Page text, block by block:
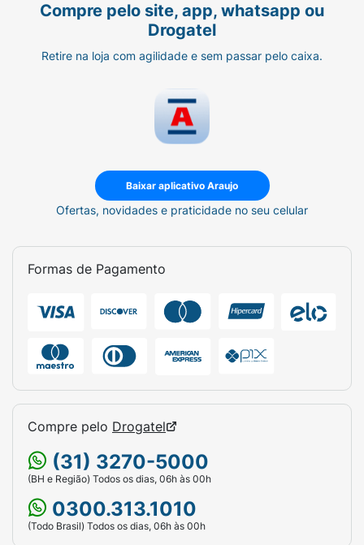
Compre pelo site, app, whatsapp ou
Drogatel
Retire na loja com agilidade e sem passar pelo caixa.
Baixar aplicativo Araujo
Ofertas, novidades e praticidade no seu celular
Formas de Pagamento
Compre pelo Drogatel
(31) 3270-5000
(BH e Região) Todos os dias, 06h às 00h
0300.313.1010
(Todo Brasil) Todos os dias, 06h às 00h